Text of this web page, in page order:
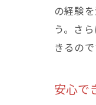
の経験
う。さ
きるので
安心で